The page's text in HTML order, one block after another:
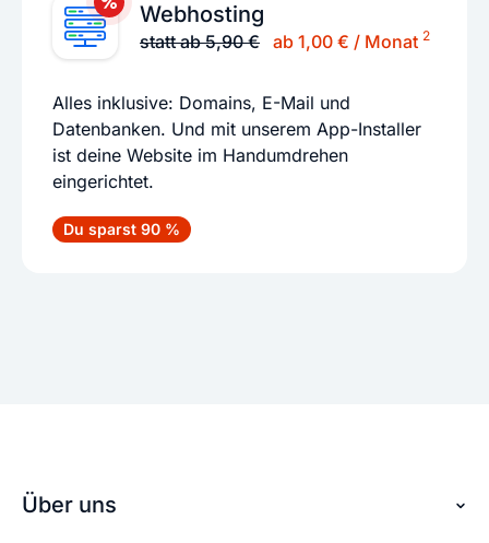
Webhosting
statt ab 5,90 € ab 1,00 € / Monat 2
Alles inklusive: Domains, E-Mail und
Datenbanken. Und mit unserem App-Installer
ist deine Website im Handumdrehen
eingerichtet.
Du sparst 90 %
Über uns